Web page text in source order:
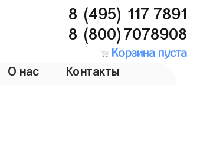
8 (495) 117 7891
8 (800)7078908
Корзина пуста
О нас Контакты